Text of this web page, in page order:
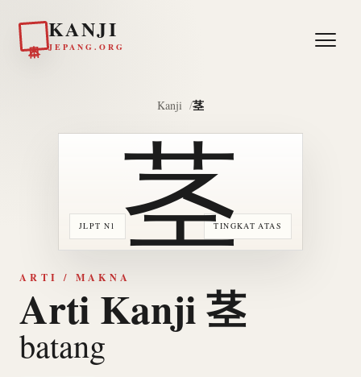
KANJI
JEPANG.ORG
Kanji 茎
JLPT N1 TINGKAT ATAS
茎
ARTI / MAKNA
Arti Kanji 茎
batang